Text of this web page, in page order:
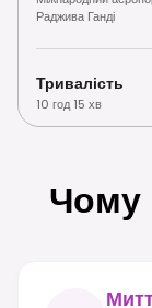
Раджива Ганді
Тривалість
10 год 15 хв
Чому